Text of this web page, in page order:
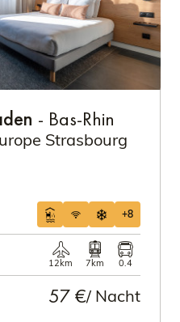
- Bas-Rhin
Strasbourg
+8
12km 7km 0.4
57 €/ Nacht